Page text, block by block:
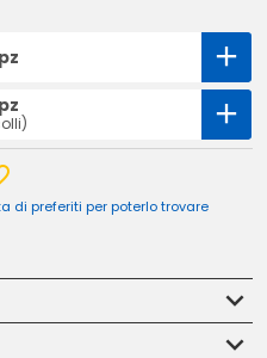
di preferiti per poterlo trovare